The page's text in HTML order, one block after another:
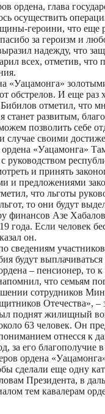
ордена, глава
осуществить
героини, что
за героизм и
надежду, что
всех, отметив,
«Уацамонга»
обстрелов. И еще раз
отметил, что
развитым,
позволить себе
случае своими
«Уацамонга»
руководством
и принять
и предложениями
что льготы
то они будут
финансов Азе
года. Если человек
он.
сведениям
будут выплачиваться
– пенсионер, то
что семьям
сотрудников
Отечества», –
поднят жилищный
63 человек. Он
пониманием отнесся к
за его
ордена
сделали еще одну
Президента, в
тем кавалерам